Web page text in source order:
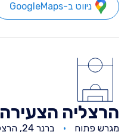
ניווט ב-GoogleMaps
הרצליה הצעירה
מגרש פתוח ברנר 24, הרצליה